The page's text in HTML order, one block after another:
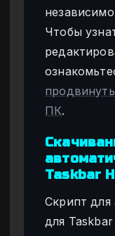
Чтобы
ПК.
Taskbar
Скрипт для
для